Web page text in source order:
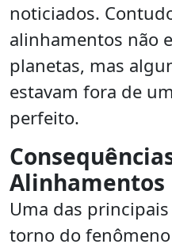
noticiados.
alinhamentos não
planetas, mas
estavam fora de
perfeito.
Alinhamentos
Uma das
torno do